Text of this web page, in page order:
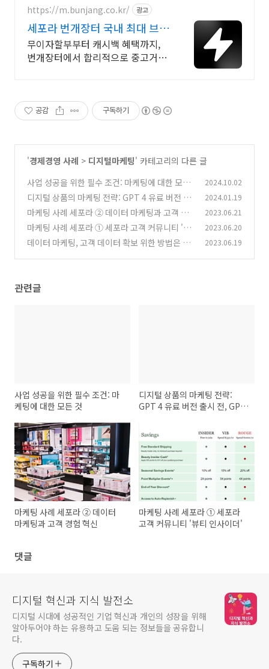
https://m.bunjang.co.kr/ 광고
세포라 번개장터 국내 최대 브랜
드 중고거래
무이자할부부터 캐시백 혜택까지,
번개장터에서 합리적으로 중고거래
공감 구독하기
'경제경영 사례 > 디지털마케팅' 카테고리의 다른 글
사업 성공을 위한 필수 조건: 마케팅에 대한 모든
것
(5)
2024.10.02
디지털 상품의 마케팅 전략: GPT 4 유료 버전 출
시 전, GPT 3.5 마케팅 효과 (1)
2024.01.19
마케팅 사례 세포라 ② 데이터 마케팅과 고객 경
험 혁신
(0)
2023.06.21
마케팅 사례 세포라 ① 세포라 고객 커뮤니티 '뷰
티 인사이더'
(2)
2023.06.20
데이터 마케팅, 고객 데이터 확보 위한 방법은 무
2023.06.19
관련글
사업 성공을 위한 필수 조건: 마
케팅에 대한 모든 것
디지털 상품의 마케팅 전략:
GPT 4 유료 버전 출시 전, GPT
마케팅 사례 세포라 ② 데이터
마케팅과 고객 경험 혁신
마케팅 사례 세포라 ① 세포라
고객 커뮤니티 '뷰티 인사이더'
댓글
디지털 혁신과 지식 발전소
디지털 시대에 성공적인 기업 혁신과 개인의 성장을 위해
알아두어야 하는 유용하고 도움 되는 정보들을 공유합니
다.
구독하기